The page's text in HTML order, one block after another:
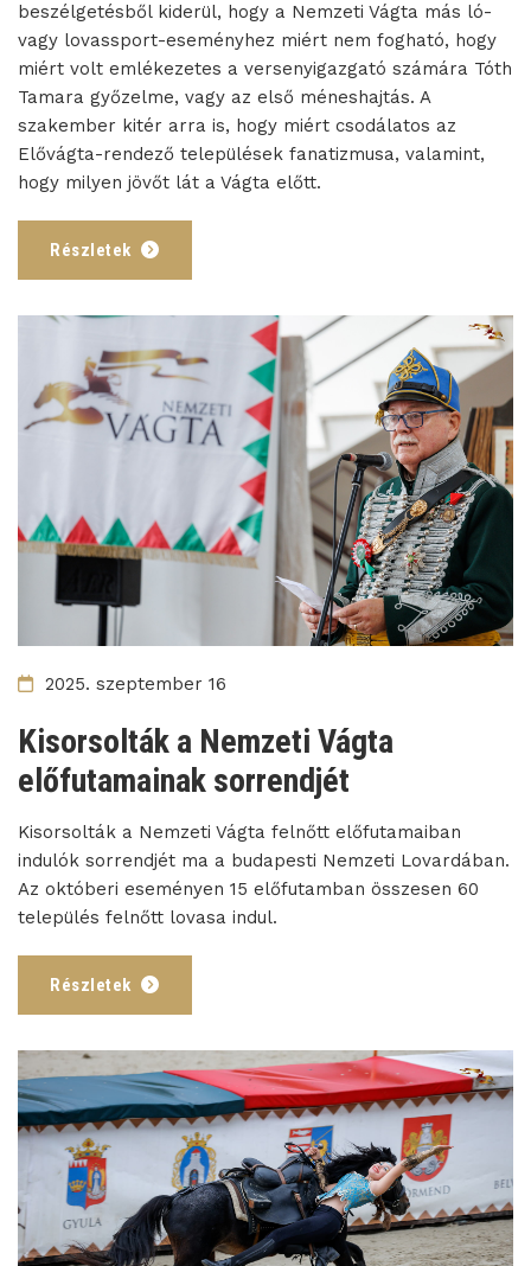
beszélgetésből kiderül, hogy a Nemzeti Vágta más ló-
vagy lovassport-eseményhez miért nem fogható, hogy
miért volt emlékezetes a versenyigazgató számára Tóth
Tamara győzelme, vagy az első méneshajtás. A
szakember kitér arra is, hogy miért csodálatos az
Elővágta-rendező települések fanatizmusa, valamint,
hogy milyen jövőt lát a Vágta előtt.
Részletek
2025. szeptember 16
Kisorsolták a Nemzeti Vágta
előfutamainak sorrendjét
Kisorsolták a Nemzeti Vágta felnőtt előfutamaiban
indulók sorrendjét ma a budapesti Nemzeti Lovardában.
Az októberi eseményen 15 előfutamban összesen 60
település felnőtt lovasa indul.
Részletek